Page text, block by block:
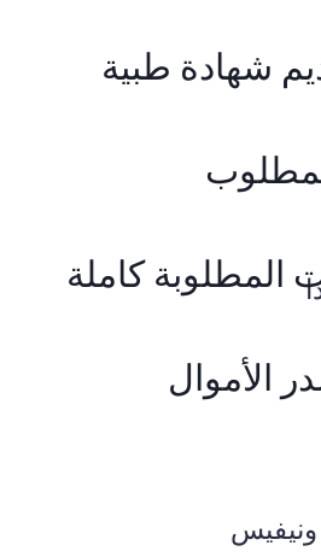
شهادة طبية
المطلوبة كاملة
الأموال